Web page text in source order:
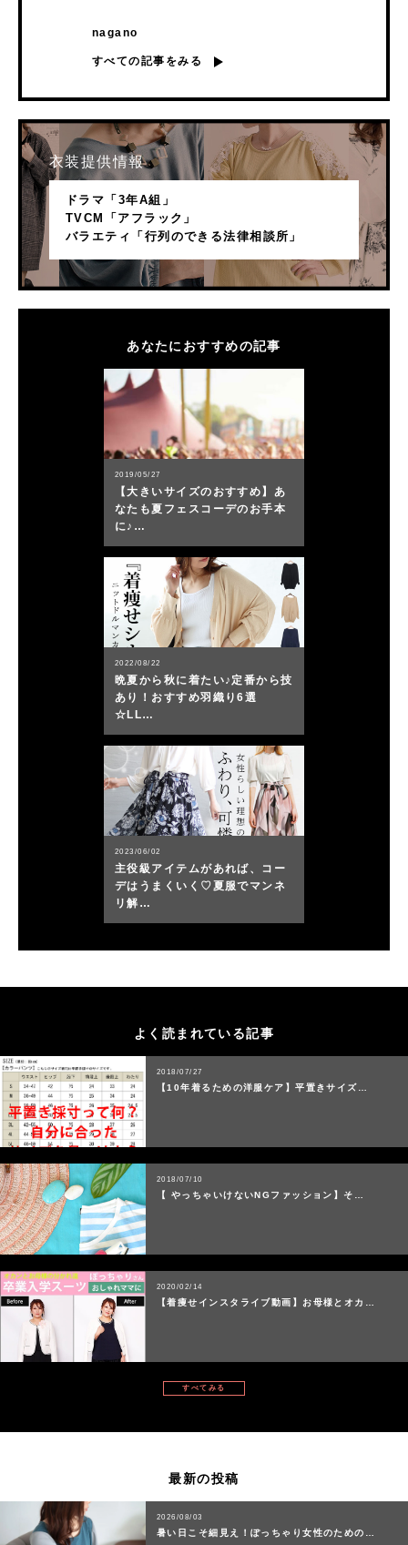
よく読まれている記事
2018/07/27
【10年着るための洋服ケア】平置きサイズ…
2018/07/10
【 やっちゃいけないNGファッション】そ…
2020/02/14
【着痩せインスタライブ動画】お母様とオカ…
すべてみる
最新の投稿
2026/08/03
暑い日こそ細見え！ぽっちゃり女性のための…
nagano
すべての記事をみる
衣装提供情報
ドラマ「3年A組」
TVCM「アフラック」
バラエティ「行列のできる法律相談所」
あなたにおすすめの記事
2019/05/27
【大きいサイズのおすすめ】あ
なたも夏フェスコーデのお手本
に♪…
2022/08/22
晩夏から秋に着たい♪定番から技
あり！おすすめ羽織り6選
☆LL…
2023/06/02
主役級アイテムがあれば、コー
デはうまくいく♡夏服でマンネ
リ解…